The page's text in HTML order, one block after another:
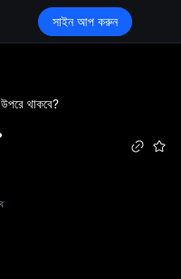
সাইন আপ করুন
থাকবে?